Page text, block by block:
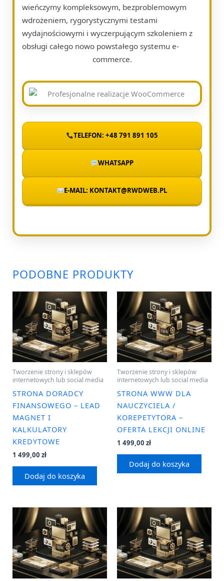
wieńczymy kompleksowym, bezproblemowym
wdrożeniem, rygorystycznymi testami
wydajnościowymi i wyczerpującym szkoleniem z
obsługi całego nowo powstałego systemu e-
commerce.
TELEFON: +48 791 891 105
WHATSAPP
E-MAIL: KONTAKT@RWDWEB.PL
PODOBNE PRODUKTY
Tworzenie strony i sklepów
internetowych lub social media
STRONA DORADCY
FINANSOWEGO – LEAD
MAGNET I
KALKULATORY
KREDYTOWE
1 499,00 zł
Dodaj do koszyka
Tworzenie strony i sklepów
internetowych lub social media
STRONA WWW DLA
NAUCZYCIELA /
KOREPETYTORA –
OFERTA LEKCJI ONLINE
1 499,00 zł
Dodaj do koszyka